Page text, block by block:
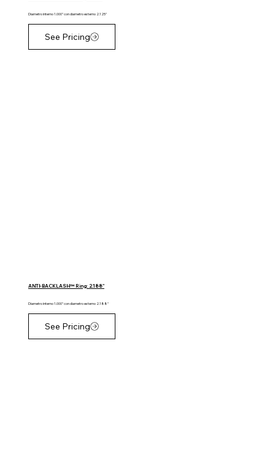
Diametro interno 1.000" con diametro esterno 2.125"
See Pricing
ANTI-BACKLASH™ Ring: 2.188"
Diametro interno 1.000" con diametro esterno 2.188"
See Pricing